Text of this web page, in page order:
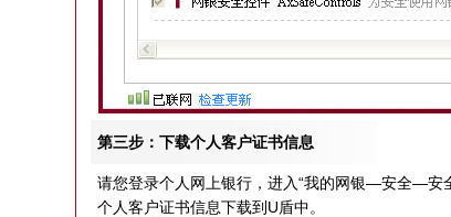
第三步：下载个人客户证书信息
请您登录个人网上银行，进入“我的网银—安全—安
个人客户证书信息下载到U盾中。